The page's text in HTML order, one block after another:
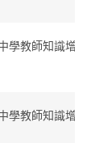
學教師知識增
學教師知識增